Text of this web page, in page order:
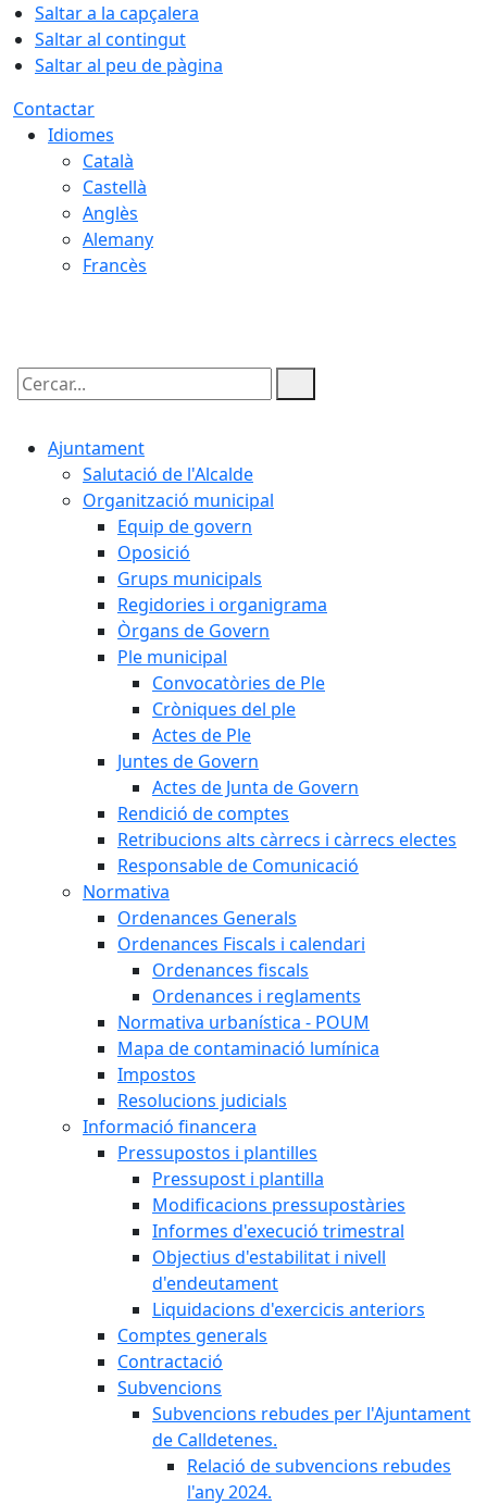
Saltar a la capçalera
Saltar al contingut
Saltar al peu de pàgina
Contactar
Idiomes
Català
Castellà
Anglès
Alemany
Francès
Cercar:
Ajuntament
Salutació de l'Alcalde
Organització municipal
Equip de govern
Oposició
Grups municipals
Regidories i organigrama
Òrgans de Govern
Ple municipal
Convocatòries de Ple
Cròniques del ple
Actes de Ple
Juntes de Govern
Actes de Junta de Govern
Rendició de comptes
Retribucions alts càrrecs i càrrecs electes
Responsable de Comunicació
Normativa
Ordenances Generals
Ordenances Fiscals i calendari
Ordenances fiscals
Ordenances i reglaments
Normativa urbanística - POUM
Mapa de contaminació lumínica
Impostos
Resolucions judicials
Informació financera
Pressupostos i plantilles
Pressupost i plantilla
Modificacions pressupostàries
Informes d'execució trimestral
Objectius d'estabilitat i nivell
d'endeutament
Liquidacions d'exercicis anteriors
Comptes generals
Contractació
Subvencions
Subvencions rebudes per l'Ajuntament
de Calldetenes.
Relació de subvencions rebudes
l'any 2024.